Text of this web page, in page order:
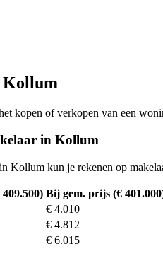
Kollum
kopen of verkopen van een
in Kollum
Kollum kun je rekenen op
Bij gem. prijs (€
€ 4.010
€ 4.812
€ 6.015